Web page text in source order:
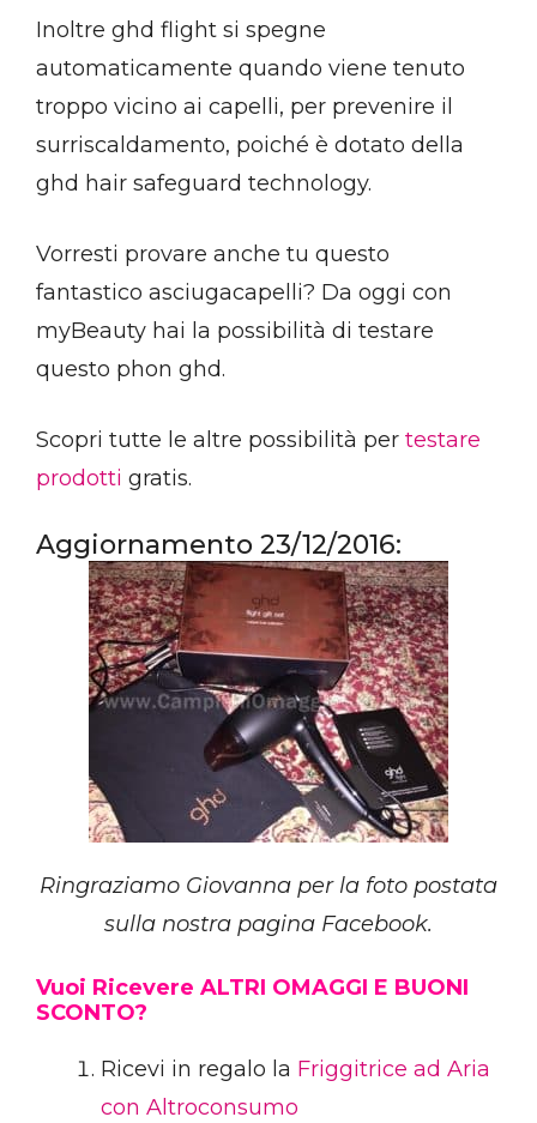
Inoltre ghd flight si spegne
automaticamente quando viene tenuto
troppo vicino ai capelli, per prevenire il
surriscaldamento, poiché è dotato della
ghd hair safeguard technology.
Vorresti provare anche tu questo
fantastico asciugacapelli? Da oggi con
myBeauty hai la possibilità di testare
questo phon ghd.
Scopri tutte le altre possibilità per testare
prodotti gratis.
Aggiornamento 23/12/2016:
Ringraziamo Giovanna per la foto postata
sulla nostra pagina Facebook.
Vuoi Ricevere ALTRI OMAGGI E BUONI
SCONTO?
Ricevi in regalo la Friggitrice ad Aria
con Altroconsumo